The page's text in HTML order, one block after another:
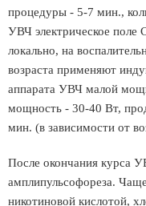
процедуры - 5-7 мин.,
УВЧ электрическое поле
локально, на
возраста применяют
аппарата УВЧ малой
мощность - 30-40 Вт,
мин. (в зависимости от
После окончания курса
амплипульсофореза.
никотиновой кислотой,